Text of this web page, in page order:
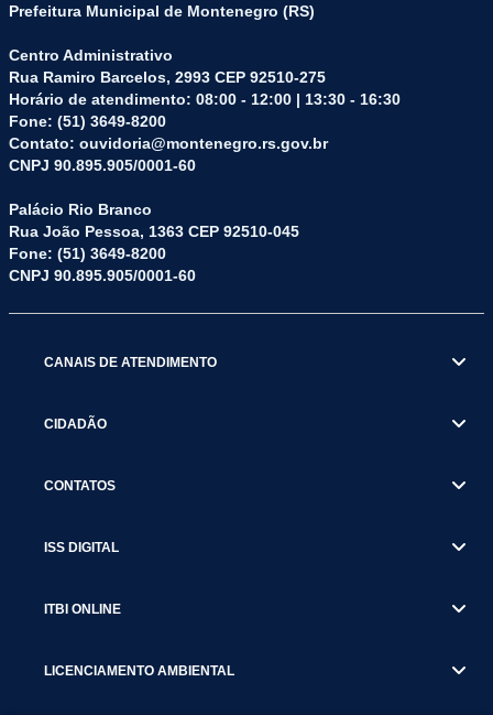
Prefeitura Municipal de Montenegro (RS)
Centro Administrativo
Rua Ramiro Barcelos, 2993 CEP 92510-275
Horário de atendimento: 08:00 - 12:00 | 13:30 - 16:30
Fone: (51) 3649-8200
Contato: ouvidoria@montenegro.rs.gov.br
CNPJ 90.895.905/0001-60
Palácio Rio Branco
Rua João Pessoa, 1363 CEP 92510-045
Fone: (51) 3649-8200
CNPJ 90.895.905/0001-60
CANAIS DE ATENDIMENTO
CIDADÃO
CONTATOS
ISS DIGITAL
ITBI ONLINE
LICENCIAMENTO AMBIENTAL